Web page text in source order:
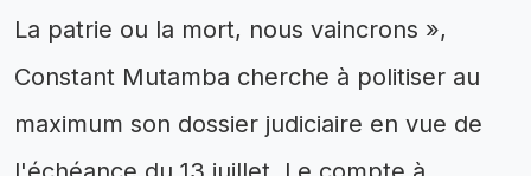
La patrie ou la mort, nous vaincrons »,
Constant Mutamba cherche à politiser au
maximum son dossier judiciaire en vue de